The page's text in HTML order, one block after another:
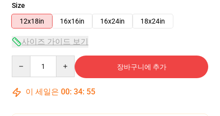
Size
12x18in
16x16in 16x24in 18x24in
사이즈 가이드 보기
장바구니에 추가
이 세일은 00: 34: 54